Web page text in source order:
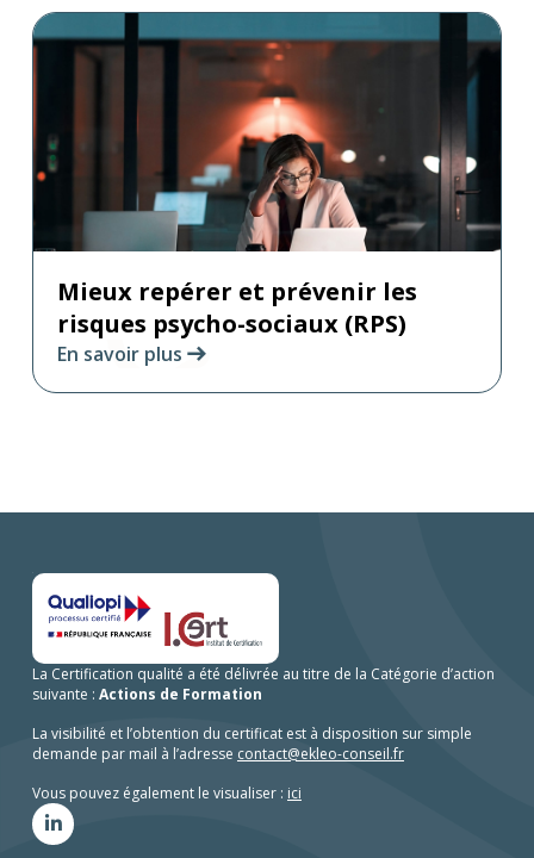
Mieux repérer et prévenir les
risques psycho-sociaux (RPS)
En savoir plus
La Certification qualité a été délivrée au titre de la Catégorie d’action
suivante : Actions de Formation
La visibilité et l’obtention du certificat est à disposition sur simple
demande par mail à l’adresse contact@ekleo-conseil.fr
Vous pouvez également le visualiser : ici